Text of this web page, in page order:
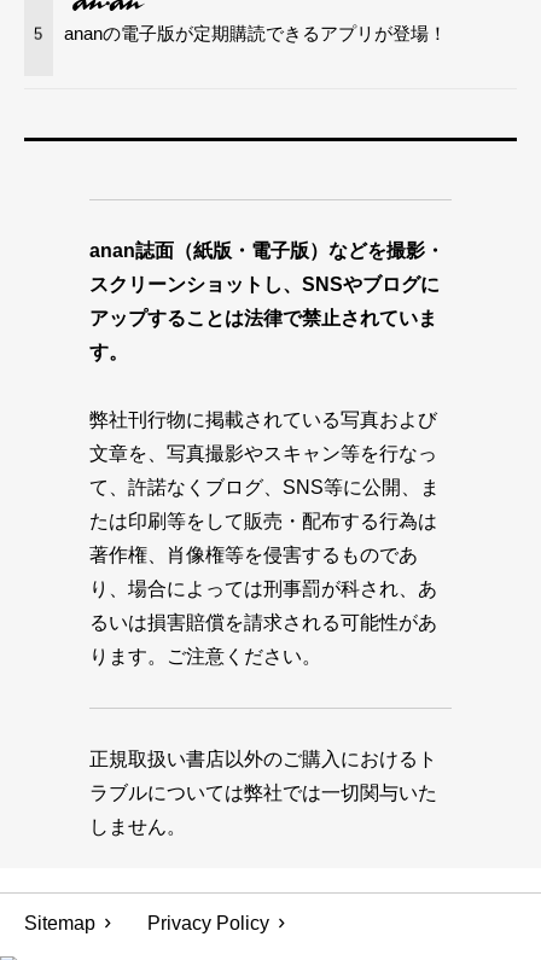
5 ananの電子版が定期購読できるアプリが登場！
anan誌面（紙版・電子版）などを撮影・
スクリーンショットし、SNSやブログに
アップすることは法律で禁止されていま
す。
弊社刊行物に掲載されている写真および
文章を、写真撮影やスキャン等を行なっ
て、許諾なくブログ、SNS等に公開、ま
たは印刷等をして販売・配布する行為は
著作権、肖像権等を侵害するものであ
り、場合によっては刑事罰が科され、あ
るいは損害賠償を請求される可能性があ
ります。ご注意ください。
正規取扱い書店以外のご購入におけるト
ラブルについては弊社では一切関与いた
しません。
Sitemap Privacy Policy